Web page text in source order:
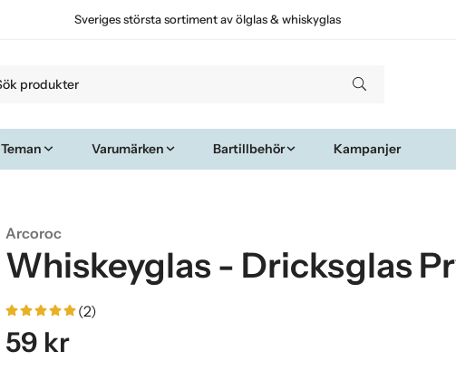
Sveriges största sortiment av ölglas & whiskyglas
Teman Varumärken Bartillbehör Kampanjer
Arcoroc
Whiskeyglas - Dricksglas
(2)
59 kr